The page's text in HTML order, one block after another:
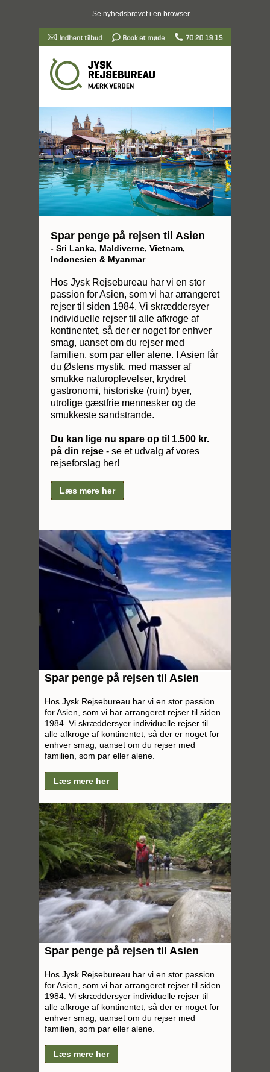
Se nyhedsbrevet i en browser
Spar penge på rejsen til Asien
- Sri Lanka, Maldiverne, Vietnam,
Indonesien & Myanmar
Hos Jysk Rejsebureau har vi en stor
passion for Asien, som vi har arrangeret
rejser til siden 1984. Vi skræddersyer
individuelle rejser til alle afkroge af
kontinentet, så der er noget for enhver
smag, uanset om du rejser med
familien, som par eller alene. I Asien får
du Østens mystik, med masser af
smukke naturoplevelser, krydret
gastronomi, historiske (ruin) byer,
utrolige gæstfrie mennesker og de
smukkeste sandstrande.
Du kan lige nu spare op til 1.500 kr.
på din rejse - se et udvalg af vores
rejseforslag her!
Læs mere her
Spar penge på rejsen til Asien
Hos Jysk Rejsebureau har vi en stor passion
for Asien, som vi har arrangeret rejser til siden
1984. Vi skræddersyer individuelle rejser til
alle afkroge af kontinentet, så der er noget for
enhver smag, uanset om du rejser med
familien, som par eller alene.
Læs mere her
Spar penge på rejsen til Asien
Hos Jysk Rejsebureau har vi en stor passion
for Asien, som vi har arrangeret rejser til siden
1984. Vi skræddersyer individuelle rejser til
alle afkroge af kontinentet, så der er noget for
enhver smag, uanset om du rejser med
familien, som par eller alene.
Læs mere her